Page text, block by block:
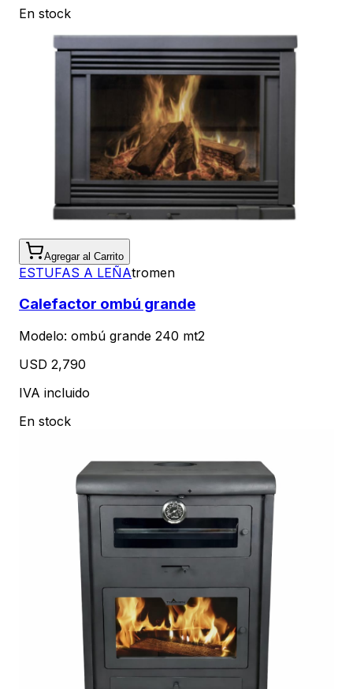
En stock
Agregar al Carrito
ESTUFAS A LEÑAtromen
Calefactor ombú grande
Modelo: ombú grande 240 mt2
USD 2,790
IVA incluido
En stock